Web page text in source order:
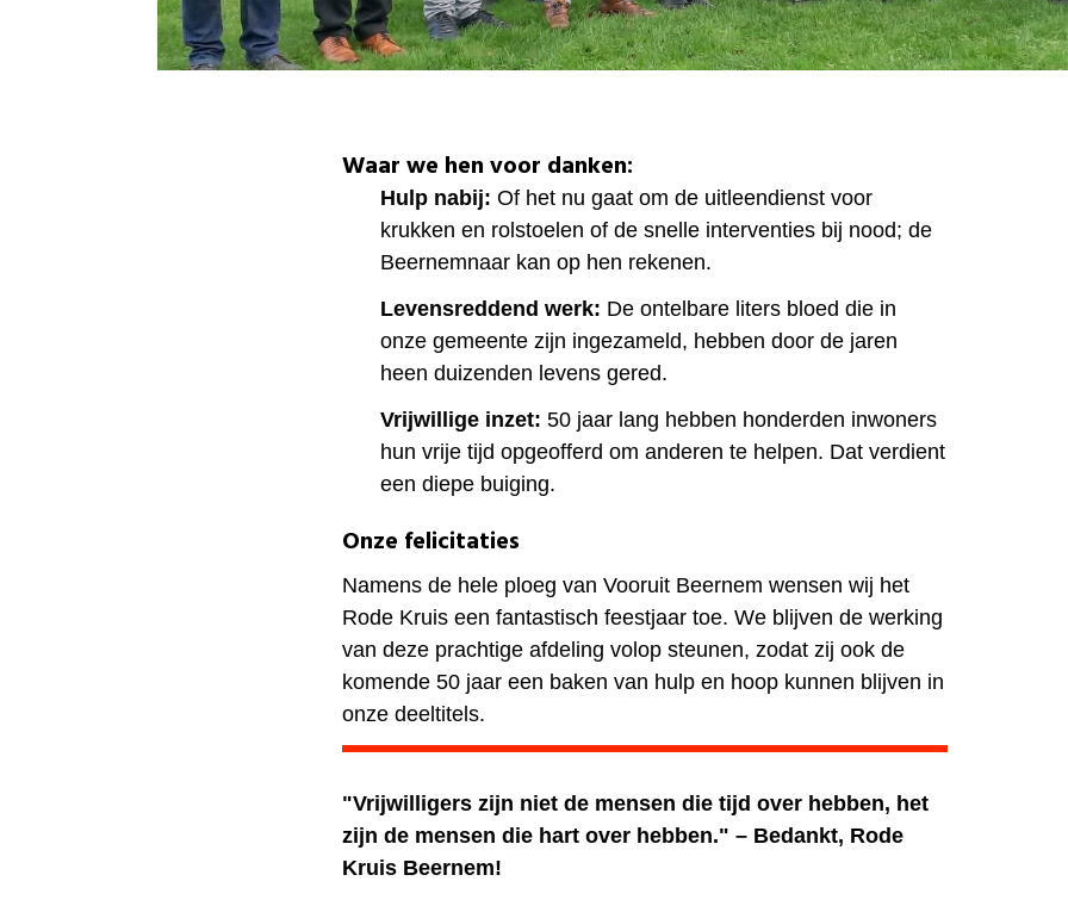
Waar we hen voor danken:
Hulp nabij: Of het nu gaat om de uitleendienst voor
krukken en rolstoelen of de snelle interventies bij nood; de
Beernemnaar kan op hen rekenen.
Levensreddend werk: De ontelbare liters bloed die in
onze gemeente zijn ingezameld, hebben door de jaren
heen duizenden levens gered.
Vrijwillige inzet: 50 jaar lang hebben honderden inwoners
hun vrije tijd opgeofferd om anderen te helpen. Dat verdient
een diepe buiging.
Onze felicitaties
Namens de hele ploeg van Vooruit Beernem wensen wij het
Rode Kruis een fantastisch feestjaar toe. We blijven de werking
van deze prachtige afdeling volop steunen, zodat zij ook de
komende 50 jaar een baken van hulp en hoop kunnen blijven in
onze deeltitels.
"Vrijwilligers zijn niet de mensen die tijd over hebben, het
zijn de mensen die hart over hebben." – Bedankt, Rode
Kruis Beernem!